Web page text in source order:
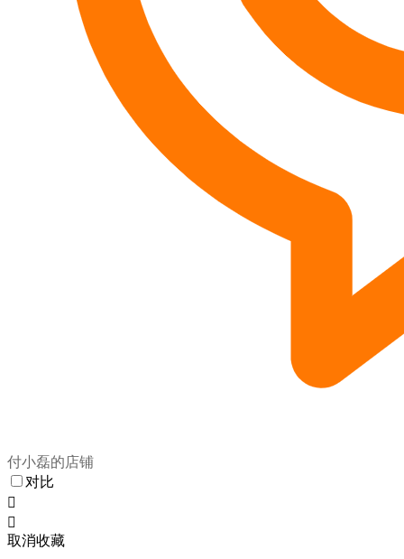
付小磊的店铺
对比


取消收藏